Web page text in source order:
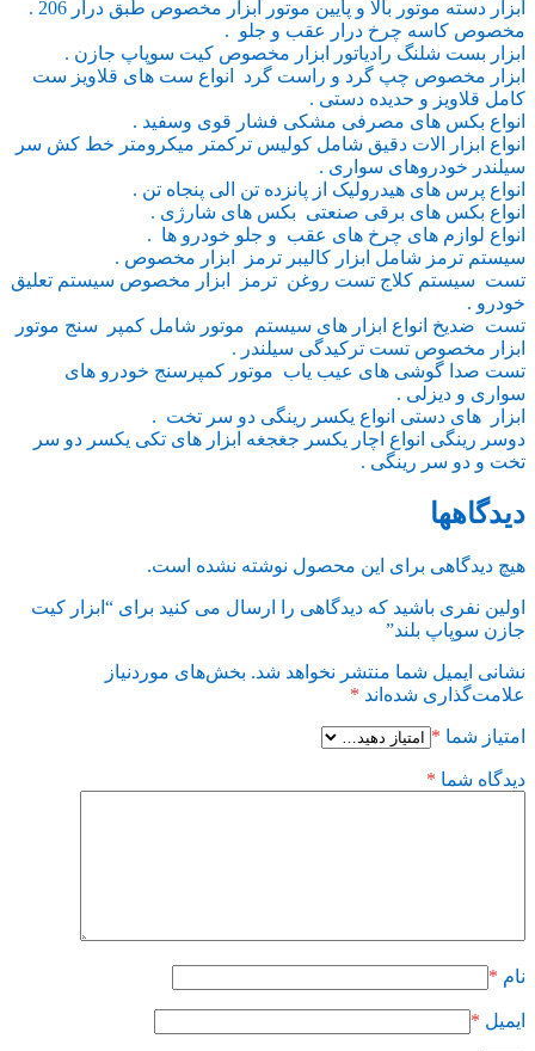
ابزار دسته موتور بالا و پایین موتور ابزار مخصوص طبق درار 206 .
مخصوص کاسه چرخ درار عقب و جلو .
ابزار بست شلنگ رادیاتور ابزار مخصوص کیت سوپاپ جازن .
ابزار مخصوص چپ گرد و راست گرد انواع ست های قلاویز ست
کامل قلاویز و حدیده دستی .
انواع بکس های مصرفی مشکی فشار قوی وسفید .
انواع ابزار الات دقیق شامل کولیس ترکمتر میکرومتر خط کش سر
سیلندر خودروهای سواری .
انواع پرس های هیدرولیک از پانزده تن الی پنجاه تن .
انواع بکس های برقی صنعتی بکس های شارژی .
انواع لوازم های چرخ های عقب و جلو خودرو ها .
سیستم ترمز شامل ابزار کالیبر ترمز ابزار مخصوص .
تست سیستم کلاج تست روغن ترمز ابزار مخصوص سیستم تعلیق
خودرو .
تست ضدیخ انواع ابزار های سیستم موتور شامل کمپر سنج موتور
ابزار مخصوص تست ترکیدگی سیلندر .
تست صدا گوشی های عیب یاب موتور کمپرسنج خودرو های
سواری و دیزلی .
ابزار های دستی انواع یکسر رینگی دو سر تخت .
دوسر رینگی انواع اچار یکسر جغجغه ابزار های تکی یکسر دو سر
تخت و دو سر رینگی .
دیدگاهها
هیچ دیدگاهی برای این محصول نوشته نشده است.
اولین نفری باشید که دیدگاهی را ارسال می کنید برای “ابزار کیت
جازن سوپاپ بلند”
نشانی ایمیل شما منتشر نخواهد شد. بخش‌های موردنیاز
علامت‌گذاری شده‌اند *
امتیاز شما *
دیدگاه شما *
نام *
ایمیل *